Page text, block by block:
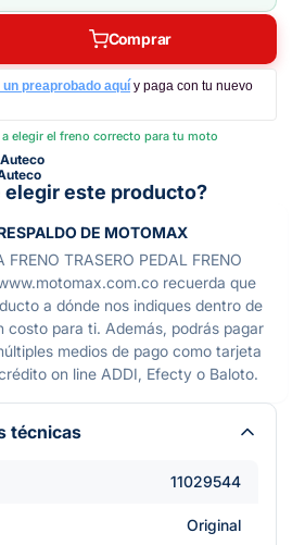
Comprar
preaprobado aquí y paga con tu nuevo
elegir el freno correcto para tu moto
Auteco
elegir este producto?
DE MOTOMAX
TRASERO PEDAL FRENO
recuerda que
a dónde nos indiques dentro de
costo para ti. Además, podrás pagar
medios de pago como tarjeta
on line ADDI, Efecty o Baloto.
técnicas
11029544
Original